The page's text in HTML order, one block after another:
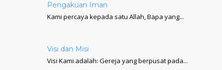
Pengakuan Iman
Kami percaya kepada satu Allah, Bapa yang...
Visi dan Misi
Visi Kami adalah: Gereja yang berpusat pada...